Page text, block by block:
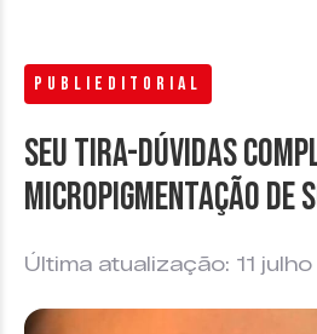
PUBLIEDITORIAL
Seu tira-dúvidas
micropigmentação de
Última atualização: 11